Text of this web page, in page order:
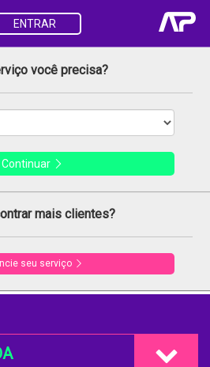
ENTRAR
você precisa?
Continuar
mais clientes?
seu serviço